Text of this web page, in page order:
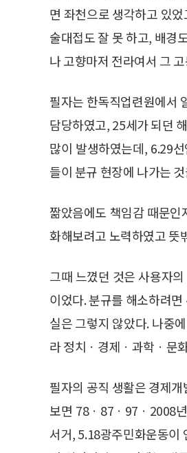
면 좌천으로 생각하고 있
술대접도 잘 못 하고, 배경
나 고향마저 전라여서 그
필자는 한독직업련원에서
담당하였고, 25세가 되던
많이 발생하였는데, 6.29
들이 분규 현장에 나가는
짦았음에도 책임감 때문
화해보려고 노력하였고 뜻
그때 느꼈던 것은 사용자
이었다. 분규를 해소하려
실은 그렇지 않았다. 나중
라 정치ㆍ경제ㆍ과학ㆍ문
필자의 공직 생활은 경제
보면 78ㆍ87ㆍ97ㆍ2008
서거, 5.18광주민화운동이